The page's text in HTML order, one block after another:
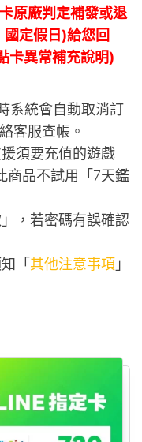
原廠判定補發或退
定假日)給您回
異常補充說明)
系統會自動取消訂
客服查帳。
須要充值的遊戲
商品不試用「7天鑑
，若密碼有誤確認
「其他注意事項」